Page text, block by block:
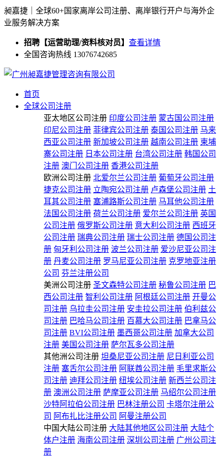
昶嘉捷｜全球60+国家离岸公司注册、离岸银行开户与海外企
业服务解决方案
招聘【运营助理/资料核对员】 查看详情
全国咨询热线 13076742685
首页
全球公司注册
亚太地区公司注册 印度公司注册 蒙古国公司注册
印尼公司注册 菲律宾公司注册 泰国公司注册 马来
西亚公司注册 新加坡公司注册 越南公司注册 柬埔
寨公司注册 日本公司注册 台湾公司注册 韩国公司
注册 澳门公司注册 香港公司注册
欧洲公司注册 北爱尔兰公司注册 葡萄牙公司注册
捷克公司注册 立陶宛公司注册 卢森堡公司注册 土
耳其公司注册 塞浦路斯公司注册 马耳他公司注册
法国公司注册 荷兰公司注册 爱尔兰公司注册 英国
公司注册 俄罗斯公司注册 意大利公司注册 西班牙
公司注册 瑞典公司注册 瑞士公司注册 德国公司注
册 匈牙利公司注册 波兰公司注册 爱沙尼亚公司注
册 丹麦公司注册 罗马尼亚公司注册 克罗地亚注册
公司 芬兰注册公司
美洲公司注册 圣文森特公司注册 秘鲁公司注册 巴
西公司注册 智利公司注册 阿根廷公司注册 开曼公
司注册 乌拉圭公司注册 安圭拉公司注册 伯利兹公
司注册 巴哈马公司注册 百慕大公司注册 巴拿马公
司注册 BVI公司注册 墨西哥公司注册 加拿大公司
注册 美国公司注册 萨尔瓦多公司注册
其他洲公司注册 坦桑尼亚公司注册 尼日利亚公司
注册 塞舌尔公司注册 阿联酋公司注册 毛里求斯公
司注册 迪拜公司注册 纽埃公司注册 新西兰公司注
册 澳洲公司注册 萨摩亚公司注册 马绍尔公司注册
沙特阿拉伯公司注册 巴林注册公司 卡塔尔注册公
司 阿布扎比注册公司 阿曼注册公司
中国大陆公司注册 大陆其他地区公司注册 大陆个
体户注册 海南公司注册 深圳公司注册 广州公司注
册